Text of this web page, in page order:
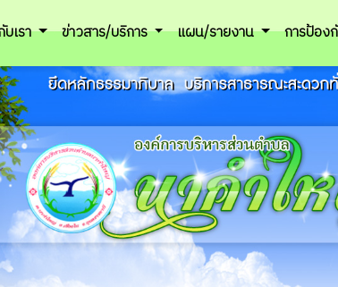
บเรา ข่าวสาร/บริการ แผน/รายงาน การป้อง